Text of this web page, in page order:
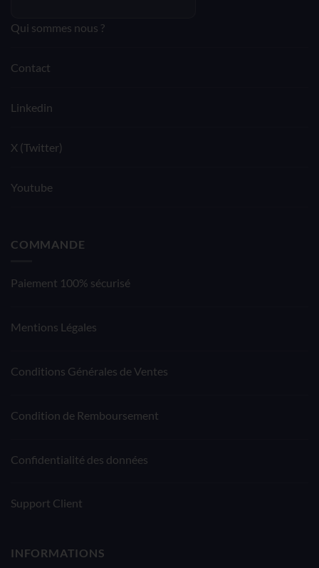
Qui sommes nous ?
Contact
Linkedin
X (Twitter)
Youtube
COMMANDE
Paiement 100% sécurisé
Mentions Légales
Conditions Générales de Ventes
Condition de Remboursement
Confidentialité des données
Support Client
INFORMATIONS